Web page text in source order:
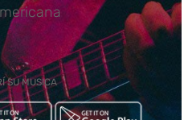
SU MUSICA